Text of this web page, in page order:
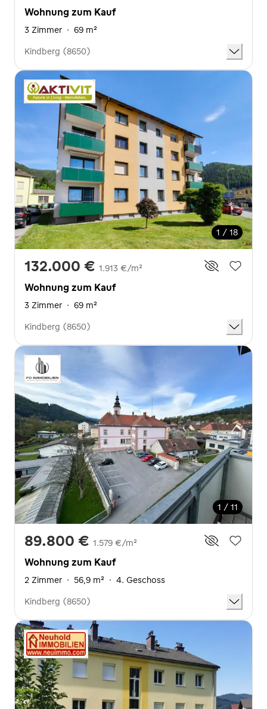
Wohnung zum Kauf
3 Zimmer · 69 m²
Kindberg (8650)
1 / 18
132.000 € 1.913 €/m²
Wohnung zum Kauf
3 Zimmer · 69 m²
Kindberg (8650)
1 / 11
89.800 € 1.579 €/m²
Wohnung zum Kauf
2 Zimmer · 56,9 m² · 4. Geschoss
Kindberg (8650)